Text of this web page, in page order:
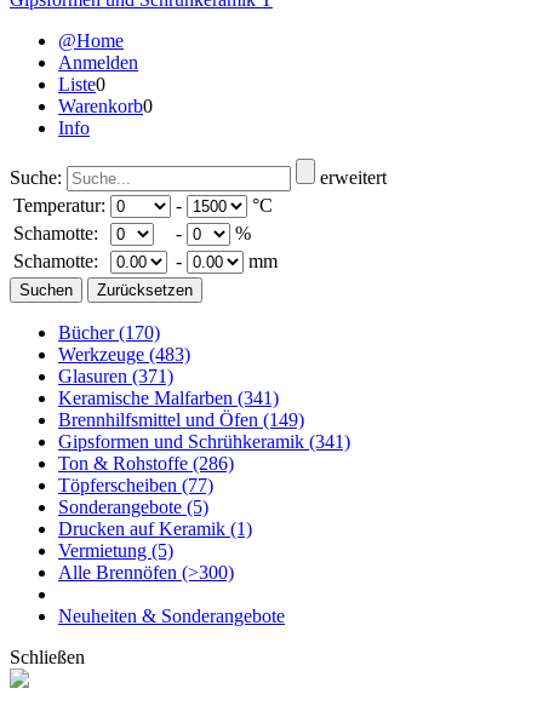
@Home
Anmelden
Liste0
Warenkorb0
Info
Suche:
erweitert
Temperatur:
-
°C
Schamotte:
-
%
Schamotte:
- mm
Bücher(170)
Werkzeuge (483)
Glasuren (371)
Keramische Malfarben (341)
Brennhilfsmittel und Öfen (149)
Gipsformen und Schrühkeramik (341)
Ton & Rohstoffe (286)
Töpferscheiben (77)
Sonderangebote (5)
Drucken auf Keramik (1)
Vermietung (5)
Alle Brennöfen (>300)
Neuheiten & Sonderangebote
Schließen